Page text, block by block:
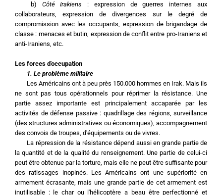
	b)
Côté Irakiens : expression de guerres internes aux
collaborateurs, expression de divergences sur le degré de
compromission avec les occupants, expression de brigandage de
classe : menaces et butin, expression de conflit entre pro-Iraniens et
anti-Iraniens, etc.
Les forces d'occupation
1. Le problème militaire
ne sont pas tous opérationnels pour réprimer la résistance. Une
partie assez importante est principalement accaparée par les
activités de défense passive : quadrillage des régions, surveillance
(des structures administratives ou économiques), accompagnement
des convois de troupes, d'équipements ou de vivres.
la quantité et de la qualité du renseignement. Une partie de celui-ci
peut être obtenue par la torture, mais elle ne peut être suffisante pour
des ratissages inopinés. Les Américains ont une supériorité en
armement écrasante, mais une grande partie de cet armement est
inutilisable : le char ou l'hélicoptère a beau être perfectionné et